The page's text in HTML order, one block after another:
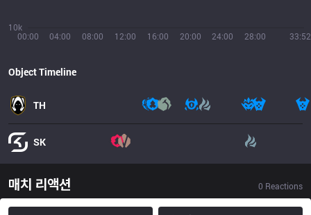
00:00 04:00 08:00 12:00 16:00 20:00 24:00 28:00 33:52
10k
Object Timeline
TH
SK
매치 리액션 0 Reactions